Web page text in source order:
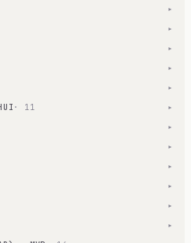
▾
▾
▾
▾
▾
· 11 ▾
▾
▾
▾
▾
▾
▾